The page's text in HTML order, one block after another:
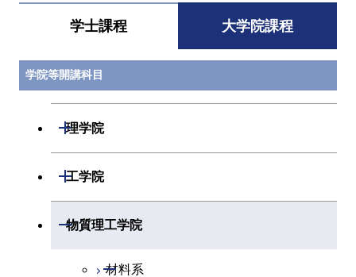
学士課程 大学院課程
学院等開講科目
理学院
開閉
工学院
開閉
機械系
開閉
システム制御系
物質理工学院
開閉
材料系
開閉